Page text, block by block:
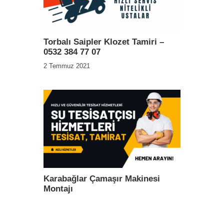
Torbalı Saipler Klozet Tamiri –
0532 384 77 07
2 Temmuz 2021
Karabağlar Çamaşır Makinesi
Montajı